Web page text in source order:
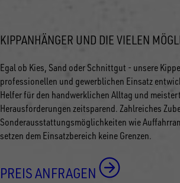
KIPPANHÄNGER UND DIE VIELEN
Egal ob Kies, Sand oder Schnittgut - unsere
professionellen und gewerblichen Einsatz
Helfer für den handwerklichen Alltag und
Herausforderungen zeitsparend. Zahlreiches
Sonderausstattungsmöglichkeiten wie
setzen dem Einsatzbereich keine Grenzen.
PREIS ANFRAGEN